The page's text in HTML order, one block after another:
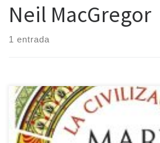
Neil MacGregor
1 entrada
La editorial Crítica (Grupo Planeta) ha